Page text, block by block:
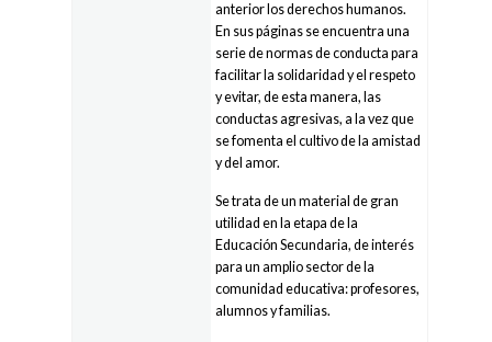
anterior los derechos humanos.
En sus páginas se encuentra una
serie de normas de conducta para
facilitar la solidaridad y el respeto
y evitar, de esta manera, las
conductas agresivas, a la vez que
se fomenta el cultivo de la amistad
y del amor.
Se trata de un material de gran
utilidad en la etapa de la
Educación Secundaria, de interés
para un amplio sector de la
comunidad educativa: profesores,
alumnos y familias.